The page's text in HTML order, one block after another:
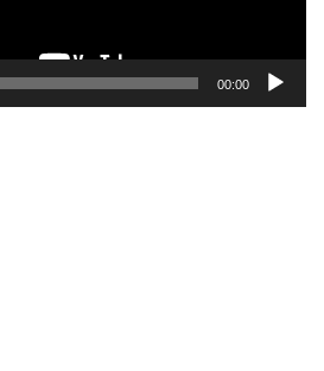
00:00